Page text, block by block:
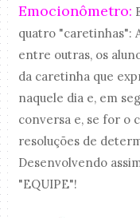
Emocionômetro:
quatro "caretinhas":
entre outras, os
da caretinha que
naquele dia e, em
conversa e, se for o
resoluções de
Desenvolvendo
"EQUIPE"!